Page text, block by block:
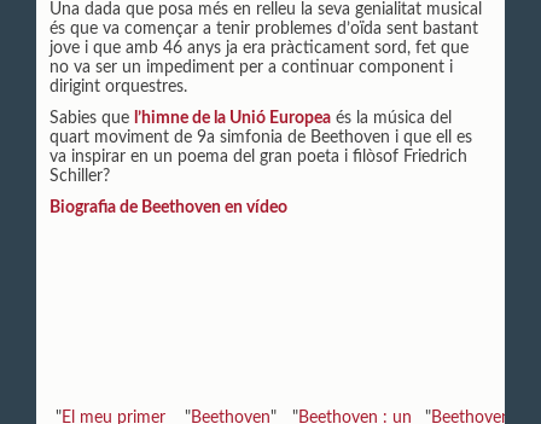
Una dada que posa més en relleu la seva genialitat musical
és que va començar a tenir problemes d’oïda sent bastant
jove i que amb 46 anys ja era pràcticament sord, fet que
no va ser un impediment per a continuar component i
dirigint orquestres.
Sabies que l’himne de la Unió Europea és la música del
quart moviment de 9a simfonia de Beethoven i que ell es
va inspirar en un poema del gran poeta i filòsof Friedrich
Schiller?
Biografia de Beethoven en vídeo
"El meu primer
"Beethoven" "Beethoven : un
"Beethoven i